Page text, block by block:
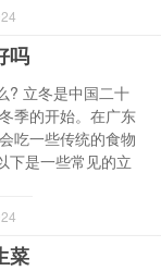
吗
? 立冬是中国二十
季的开始。在广东
吃一些传统的食物
下是一些常见的立
菜